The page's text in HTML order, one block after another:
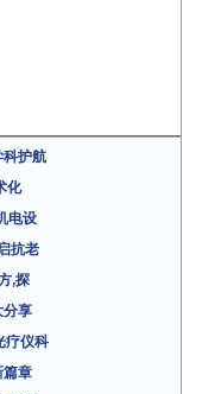
科护航
化
电设
抗老
,探
分享
疗仪科
篇章